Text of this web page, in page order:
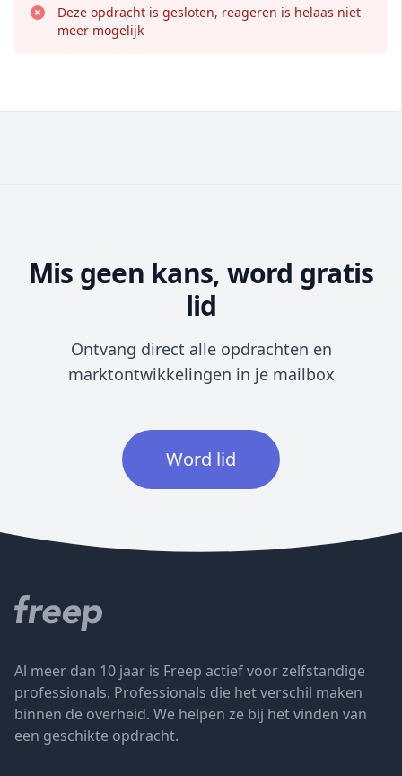
Deze opdracht is gesloten, reageren is helaas niet
meer mogelijk
Mis geen kans, word gratis
lid
Ontvang direct alle opdrachten en
marktontwikkelingen in je mailbox
Word lid
Al meer dan 10 jaar is Freep actief voor zelfstandige
professionals. Professionals die het verschil maken
binnen de overheid. We helpen ze bij het vinden van
een geschikte opdracht.